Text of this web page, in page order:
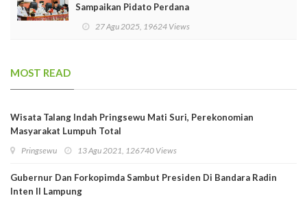
Sampaikan Pidato Perdana
27 Agu 2025, 19624 Views
MOST READ
Wisata Talang Indah Pringsewu Mati Suri, Perekonomian
Masyarakat Lumpuh Total
Pringsewu 13 Agu 2021, 126740 Views
Gubernur Dan Forkopimda Sambut Presiden Di Bandara Radin
Inten II Lampung